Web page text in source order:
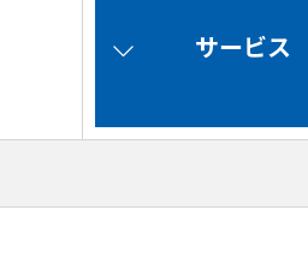
サービス